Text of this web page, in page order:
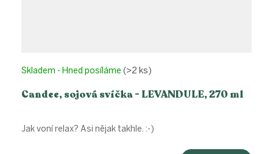
Candee, sojová svíčka - LEVANDULE, 270 ml
Skladem - Hned posíláme (>2 ks)
Jak voní relax? Asi nějak takhle. :-)